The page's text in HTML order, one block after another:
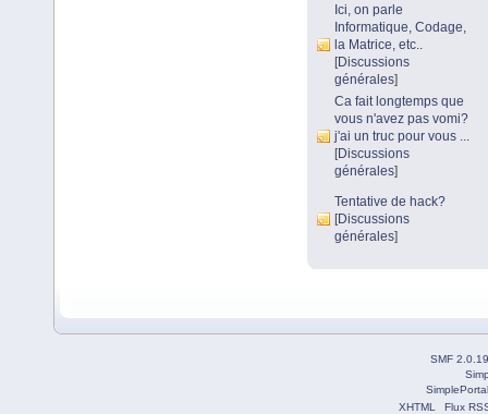
Ici, on parle
Informatique, Codage,
la Matrice, etc..
[Discussions
générales]
Ca fait longtemps que
vous n'avez pas vomi?
j'ai un truc pour vous ...
[Discussions
générales]
Tentative de hack?
[Discussions
générales]
SMF 2.0.19
XHTML
Flux